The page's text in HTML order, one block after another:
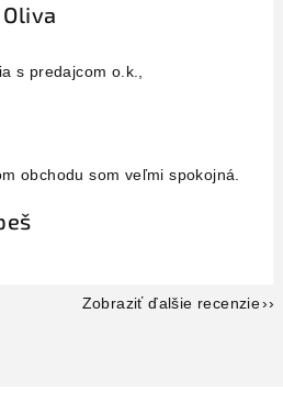
je 5 z 5 hviezdičiek.
s predajcom o.k.,
je 5 z 5 hviezdičiek.
obchodu som veľmi spokojná.
je 5 z 5 hviezdičiek.
Zobraziť ďalšie recenzie